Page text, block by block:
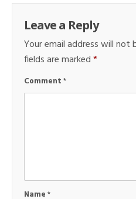
Leave a Reply
Your email address will not
fields are marked*
Comment*
Name*